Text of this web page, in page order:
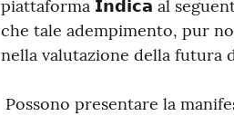
piattaforma 𝗜𝗻𝗱𝗶𝗰𝗮 al
che tale adempimento, pur
nella valutazione della futura
Possono presentare la